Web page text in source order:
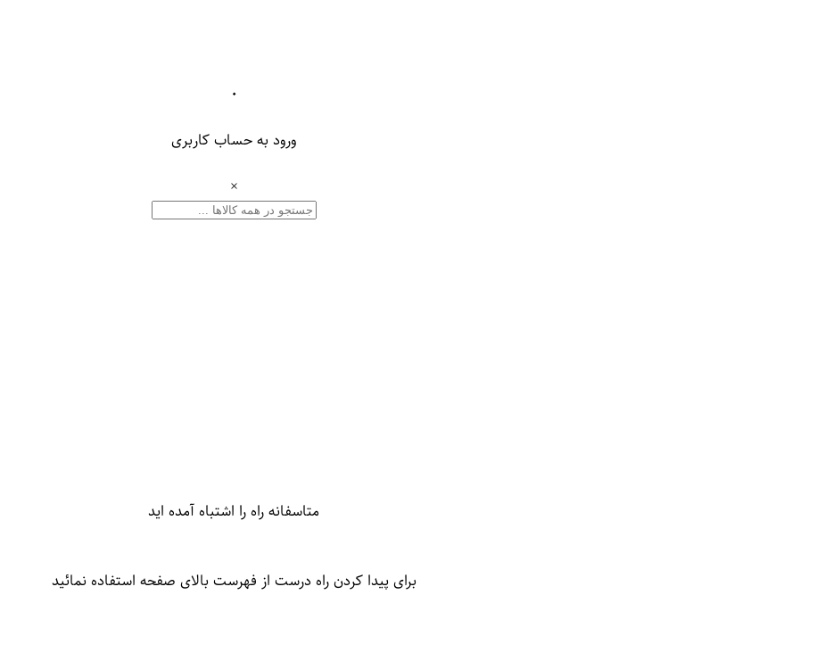
۰
ورود به حساب کاربری
×
متاسفانه راه را اشتباه آمده اید
برای پیدا کردن راه درست از فهرست بالای صفحه استفاده نمائید